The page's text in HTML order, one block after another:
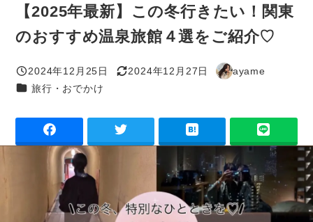
【2025年最新】この冬行きたい！関東
のおすすめ温泉旅館４選をご紹介♡
投稿日
2024年12月25日
更新日
2024年12月27日
著
ayame
カテゴリー
旅行・おでかけ